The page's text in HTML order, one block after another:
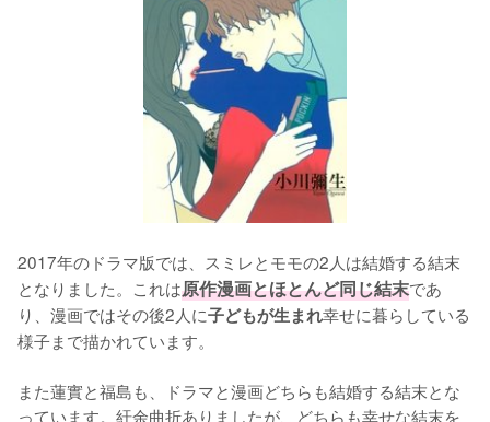
2017年のドラマ版では、スミレとモモの2人は結婚する結末
となりました。これは原作漫画とほとんど同じ結末であ
り、漫画ではその後2人に子どもが生まれ幸せに暮らしている
様子まで描かれています。
また蓮實と福島も、ドラマと漫画どちらも結婚する結末とな
っています。紆余曲折ありましたが、どちらも幸せな結末を